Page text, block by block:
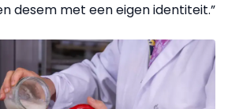
desem met een eigen identiteit.”